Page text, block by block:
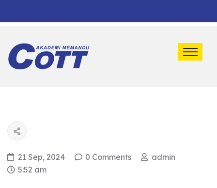
21 Sep, 2024 0 Comments
admin
5:52 am